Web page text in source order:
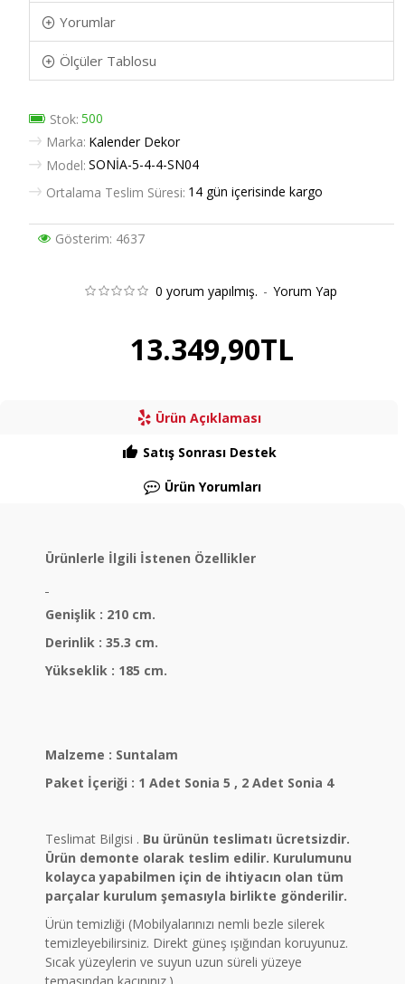
Yorumlar
Ölçüler Tablosu
Stok: 500
Marka: Kalender Dekor
Model: SONİA-5-4-4-SN04
Ortalama Teslim Süresi: 14 gün içerisinde kargo
Gösterim: 4637
0 yorum yapılmış. - Yorum Yap
13.349,90TL
Ürün Açıklaması
Satış Sonrası Destek
Ürün Yorumları
Ürünlerle İlgili İstenen Özellikler
Genişlik : 210 cm.
Derinlik : 35.3 cm.
Yükseklik : 185 cm.
Malzeme : Suntalam
Paket İçeriği : 1 Adet Sonia 5 , 2 Adet Sonia 4
Teslimat Bilgisi . Bu ürünün teslimatı ücretsizdir.
Ürün demonte olarak teslim edilir. Kurulumunu
kolayca yapabilmen için de ihtiyacın olan tüm
parçalar kurulum şemasıyla birlikte gönderilir.
Ürün temizliği (Mobilyalarınızı nemli bezle silerek
temizleyebilirsiniz. Direkt güneş ışığından koruyunuz.
Sıcak yüzeylerin ve suyun uzun süreli yüzeye